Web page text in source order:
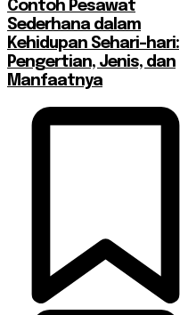
Contoh Pesawat
Sederhana dalam
Kehidupan Sehari-hari:
Pengertian, Jenis, dan
Manfaatnya